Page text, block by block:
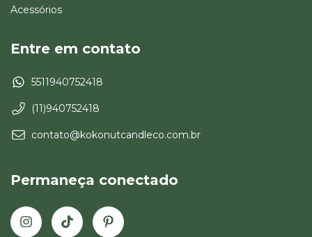
Acessórios
Entre em contato
5511940752418
(11)940752418
contato@kokonutcandleco.com.br
Permaneça conectado